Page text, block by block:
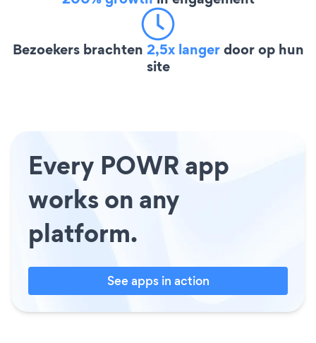
Bezoekers brachten 2,5x langerdoor op hun
site
Every POWR app
works on any
platform.
See apps in action